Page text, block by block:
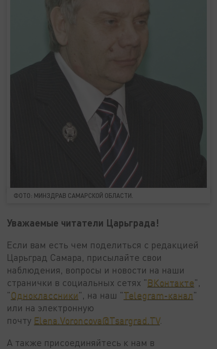
ФОТО: МИНЗДРАВ САМАРСКОЙ ОБЛАСТИ.
Уважаемые читатели Царьграда!
Если вам есть чем поделиться с редакцией
Царьград Самара, присылайте свои
наблюдения, вопросы и новости на наши
странички в социальных сетях "ВКонтакте",
"Одноклассники", на наш "Telegram-канал"
или на электронную
почту Elena.Voroncova@Tsargrad.TV.
А также присоединяйтесь к нам в